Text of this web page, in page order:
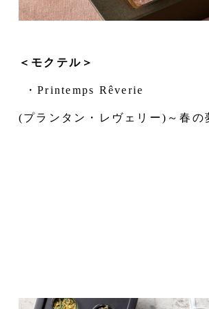
＜モクテル＞
・Printemps Rêverie
(プランタン・レヴェリー)～春の